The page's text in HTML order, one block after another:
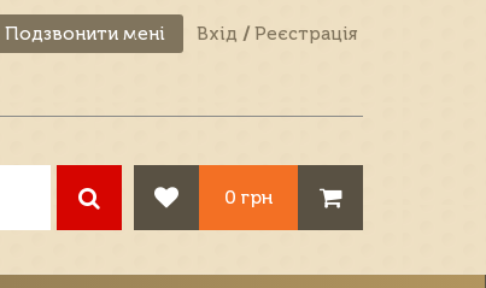
Подзвонити мені Вхід / Реєстрація
0 грн